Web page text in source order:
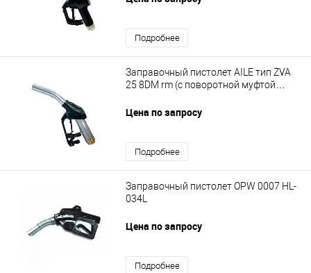
Подробнее
Заправочный пистолет AILE тип ZVA
25 8DM rm (с поворотной муфтой
Цена по запросу
Подробнее
Заправочный пистолет OPW 0007 HL-
034L
Цена по запросу
Подробнее